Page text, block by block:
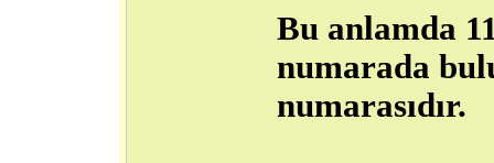
Bu anlamda
numarada
numarasıdır.